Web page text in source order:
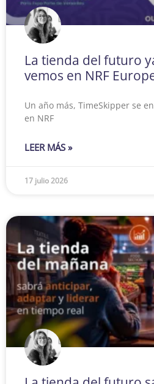
La tienda del futuro
vemos en NRF
Un año más, TimeSkipper se
en NRF
LEER MÁS »
17 julio 2026